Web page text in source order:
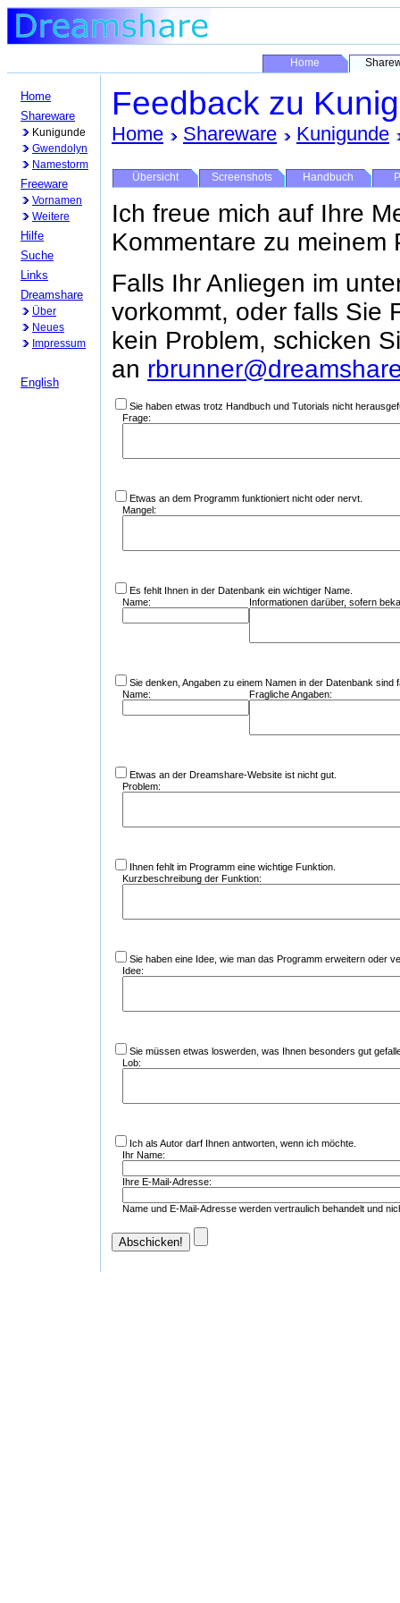
Home
Home
Shareware
Kunigunde
Gwendolyn
Namestorm
Freeware
Vornamen
Weitere
Hilfe
Suche
Links
Dreamshare
Über
Neues
Impressum
English
Feedback zu
Home Shareware Kunigunde
Übersicht Screenshots Handbuch
Ich freue mich auf Ihre
Kommentare zu meinem
Falls Ihr Anliegen im
vorkommt, oder falls Sie
kein Problem, schicken
an
Sie haben etwas trotz Handbuch und Tutorials nicht
Frage:
Etwas an dem Programm funktioniert nicht oder nervt.
Mangel:
Es fehlt Ihnen in der Datenbank ein wichtiger Name.
Name:
Informationen darüber, sofern
Sie denken, Angaben zu einem Namen in der Datenbank sind
Name:
Fragliche Angaben:
Etwas an der Dreamshare-Website ist nicht gut.
Problem:
Ihnen fehlt im Programm eine wichtige Funktion.
Kurzbeschreibung der Funktion:
Sie haben eine Idee, wie man das Programm erweitern oder
Idee:
Sie müssen etwas loswerden, was Ihnen besonders gut
Lob:
Ich als Autor darf Ihnen antworten, wenn ich möchte.
Ihr Name:
Ihre E-Mail-Adresse:
Name und E-Mail-Adresse werden vertraulich behandelt und